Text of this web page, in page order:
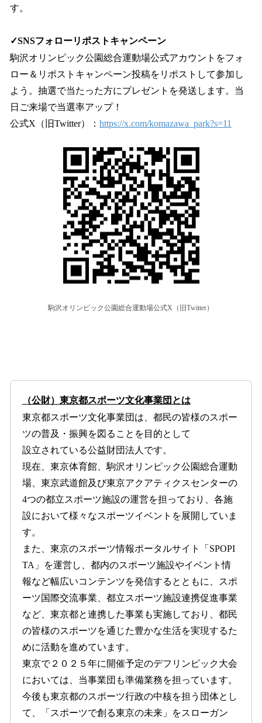
す。
✓SNSフォローリポストキャンペーン
駒沢オリンピック公園総合運動場公式アカウントをフォ
ロー＆リポストキャンペーン投稿をリポストして参加し
よう。抽選で当たった方にプレゼントを発送します。当
日ご来場で当選率アップ！
公式X（旧Twitter）： https://x.com/komazawa_park?s=11
駒沢オリンピック公園総合運動場公式X（旧Twitter）
（公財）東京都スポーツ文化事業団とは
東京都スポーツ文化事業団は、都民の皆様のスポー
ツの普及・振興を図ることを目的として
設立されている公益財団法人です。
現在、東京体育館、駒沢オリンピック公園総合運動
場、東京武道館及び東京アクアティクスセンターの
4つの都立スポーツ施設の運営を担っており、各施
設において様々なスポーツイベントを展開していま
す。
また、東京のスポーツ情報ポータルサイト「SPOPI
TA」を運営し、都内のスポーツ施設やイベント情
報など幅広いコンテンツを発信するとともに、スポ
ーツ国際交流事業、都立スポーツ施設連携促進事業
など、東京都と連携した事業も実施しており、都民
の皆様のスポーツを通じた豊かな生活を実現するた
めに活動を進めています。
東京で２０２５年に開催予定のデフリンピック大会
においては、当事業団も準備業務を担っています。
今後も東京都のスポーツ行政の中核を担う団体とし
て、「スポーツで創る東京の未来」をスローガン